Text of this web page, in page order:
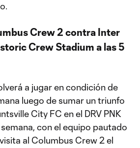
Crew 2 contra Inter
Crew Stadium a las 5
a jugar en condición de
luego de sumar un triunfo
City FC en el DRV PNK
con el equipo pautado
al Columbus Crew 2 el